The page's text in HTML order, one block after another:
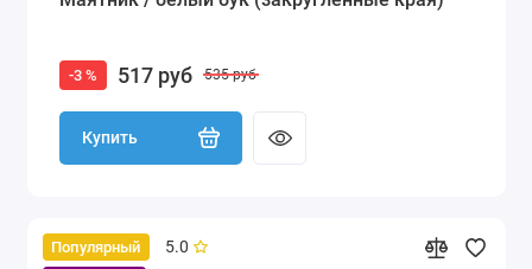
-3 % 517 руб 535 руб
Купить
Популярный
5.0